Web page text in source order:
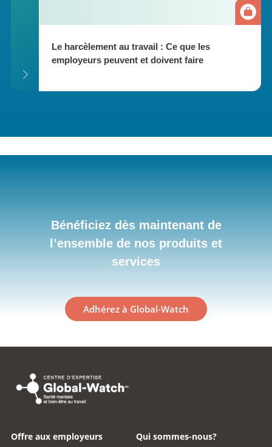
Le harcèlement au travail : Ce que les
employeurs peuvent et doivent faire
Bénéficiez dès maintenant de
l’ensemble de nos produits et
services
Adhérez à Global-Watch
Offre aux employeurs Qui sommes-nous?